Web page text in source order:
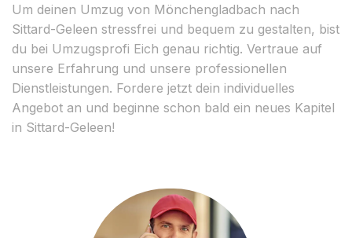
Um deinen Umzug von Mönchengladbach nach
Sittard-Geleen stressfrei und bequem zu gestalten, bist
du bei Umzugsprofi Eich genau richtig. Vertraue auf
unsere Erfahrung und unsere professionellen
Dienstleistungen. Fordere jetzt dein individuelles
Angebot an und beginne schon bald ein neues Kapitel
in Sittard-Geleen!